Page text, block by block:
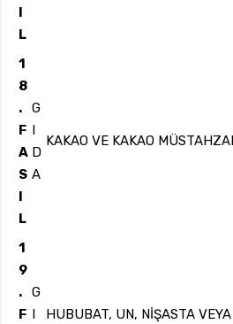
L
1
8
.
F
A
S
L
G
D
A
KAKAO VE KAKAO
1
9
.
F
G
HUBUBAT, UN, NİŞASTA